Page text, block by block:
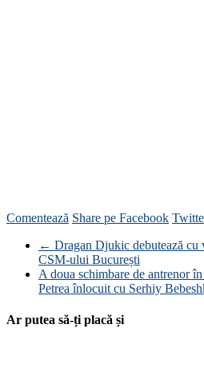
Comentează Share pe Facebook
← Dragan Djukic debutează cu
CSM-ului București
A doua schimbare de antrenor
Petrea înlocuit cu Serhiy
Ar putea să-ți placă și